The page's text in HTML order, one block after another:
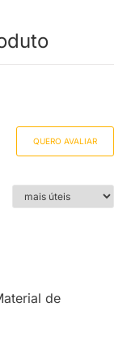
QUERO AVALIAR
de